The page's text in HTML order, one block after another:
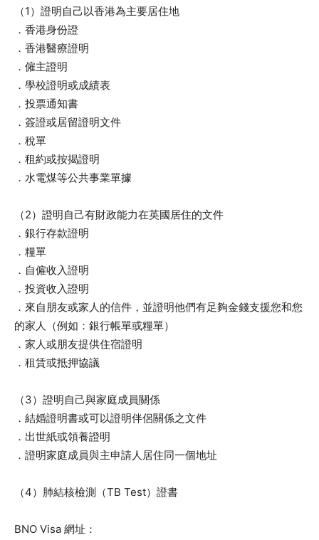
（1）證明自己以香港為主要居住地
．香港身份證
．香港醫療證明
．僱主證明
．學校證明或成績表
．投票通知書
．簽證或居留證明文件
．稅單
．租約或按揭證明
．水電煤等公共事業單據
（2）證明自己有財政能力在英國居住的文件
．銀行存款證明
．糧單
．自僱收入證明
．投資收入證明
．來自朋友或家人的信件，並證明他們有足夠金錢支援您和您
的家人（例如：銀行帳單或糧單）
．家人或朋友提供住宿證明
．租賃或抵押協議
（3）證明自己與家庭成員關係
．結婚證明書或可以證明伴侶關係之文件
．出世紙或領養證明
．證明家庭成員與主申請人居住同一個地址
（4）肺結核檢測（TB Test）證書
BNO Visa 網址：